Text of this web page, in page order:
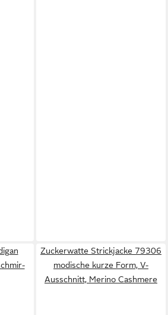
Zuckerwatte Strickjacke 79306
modische kurze Form, V-
Ausschnitt, Merino Cashmere